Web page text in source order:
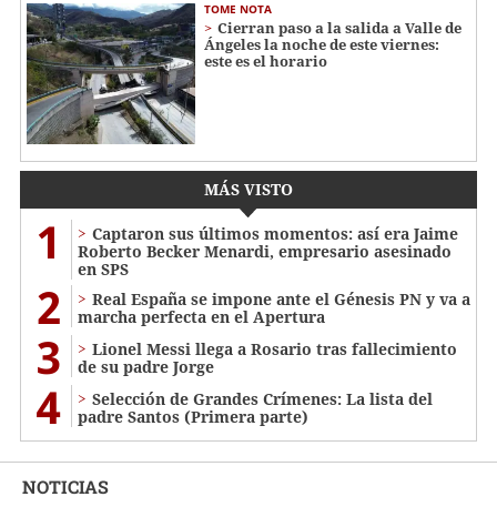
TOME NOTA
Cierran paso a la salida a Valle de
Ángeles la noche de este viernes:
este es el horario
MÁS VISTO
1
Captaron sus últimos momentos: así era Jaime
Roberto Becker Menardi​​​, empresario asesinado
en SPS
2
Real España se impone ante el Génesis PN y va a
marcha perfecta en el Apertura
3
Lionel Messi llega a Rosario tras fallecimiento
de su padre Jorge
4
Selección de Grandes Crímenes: La lista del
padre Santos (Primera parte)
NOTICIAS